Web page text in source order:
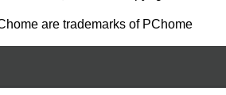
are trademarks of PChome